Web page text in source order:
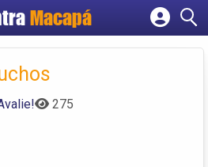
Macapá
Cadastrar empresa
Criar conta
275